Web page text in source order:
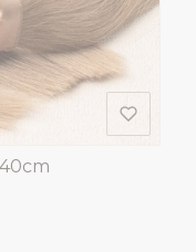
Kucyk naturalny 40cm